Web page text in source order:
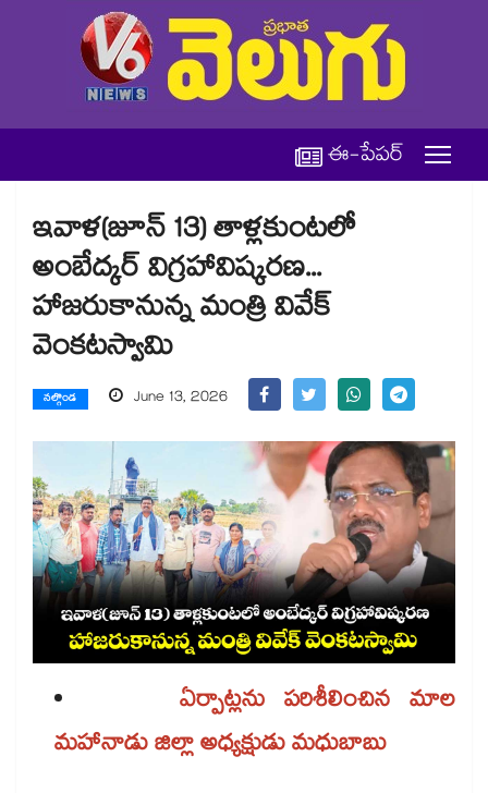
ఈ-పేపర్
ఇవాళ(జూన్ 13) తాళ్లకుంటలో
అంబేద్కర్ విగ్రహావిష్కరణ...
హాజరుకానున్న మంత్రి వివేక్
వెంకటస్వామి
నల్గొండ June 13, 2026
ఏర్పాట్లను పరిశీలించిన మాల
మహానాడు జిల్లా అధ్యక్షుడు మధుబాబు